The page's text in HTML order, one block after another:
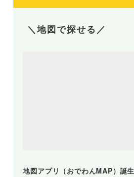
＼地図で探せる／
地図アプリ（おでわんMAP）誕生